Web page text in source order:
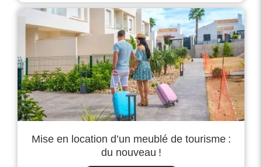
Mise en location d’un meublé de tourisme :
du nouveau !